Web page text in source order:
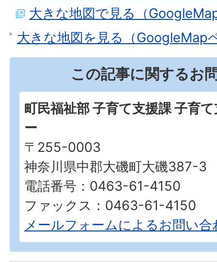
大きな地図で見る（
大きな地図を見る（GoogleMap
この記事に関するお
町民福祉部 子育て支援課 子育
ー
〒255-0003
神奈川県中郡大磯町大磯387-3
電話番号：0463-61-4150
ファックス：0463-61-4150
メールフォームによるお問い合